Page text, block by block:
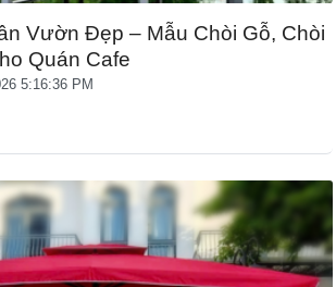
Vườn Đẹp – Mẫu Chòi Gỗ, Chòi
Quán Cafe
5:16:36 PM